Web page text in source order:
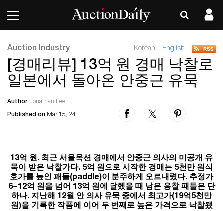
Auction Industry Korean English
[경매리뷰] 13억 원 경매 낙찰로
일본에서 돌아온 안중근 유묵
Author Jonathan Feel
Published on Mar 15, 24
13억 원. 최근 서울옥션 경매에서 안중근 의사의 미공개 유
묵이 받은 낙찰가다. 5억 원으로 시작한 경매는 5천만 원식
호가를 높인 패들(paddle)이 분주하게 오르내렸다. 추정가
6~12억 원을 넘어 13억 원에 달헸을 때 남은 응찰 패들은 단
하나. 지난해 12월 안 의사 유묵 중에서 최고가(19억5천만
원)을 기록한 작품에 이어 두 번째로 높은 가격으로 낙찰됐